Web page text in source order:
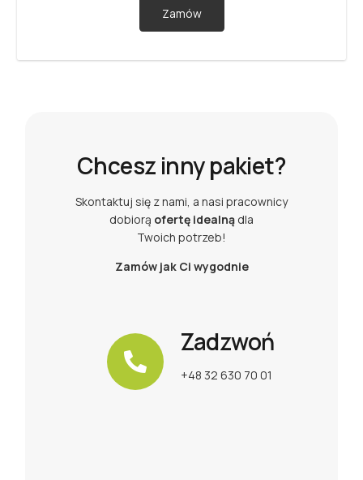
Zamów
Chcesz inny pakiet?
Skontaktuj się z nami, a nasi pracownicy
dobiorą ofertę idealną dla
Twoich potrzeb!
Zamów jak Ci wygodnie
Zadzwoń
+48 32 630 70 01